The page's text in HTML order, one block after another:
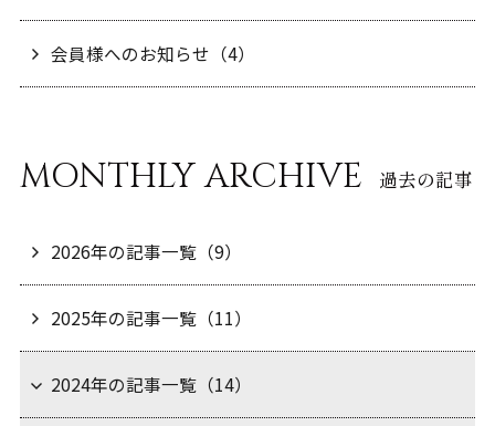
会員様へのお知らせ（4）
MONTHLY ARCHIVE 過去の記事
2026年の記事一覧（9）
2025年の記事一覧（11）
2024年の記事一覧（14）